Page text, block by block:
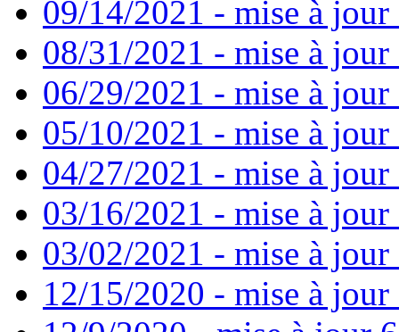
09/14/2021 - mise à jour
08/31/2021 - mise à jour
06/29/2021 - mise à jour
05/10/2021 - mise à jour
04/27/2021 - mise à jour
03/16/2021 - mise à jour
03/02/2021 - mise à jour
12/15/2020 - mise à jour